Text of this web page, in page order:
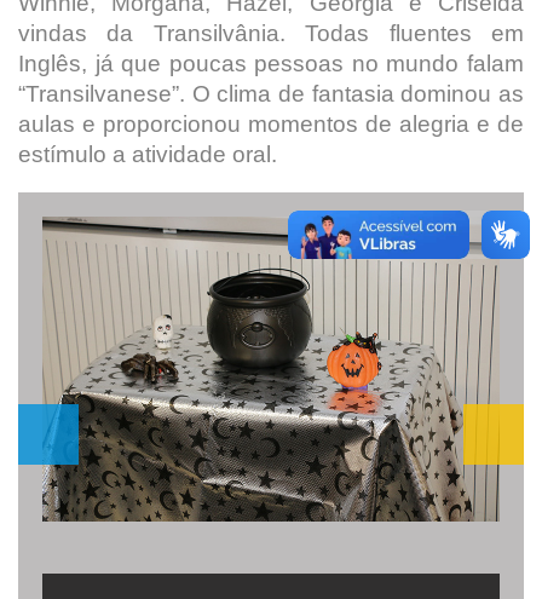
vindas da Transilvânia. Todas fluentes em
Inglês, já que poucas pessoas no mundo falam
“Transilvanese”. O clima de fantasia dominou as
aulas e proporcionou momentos de alegria e de
estímulo a atividade oral.